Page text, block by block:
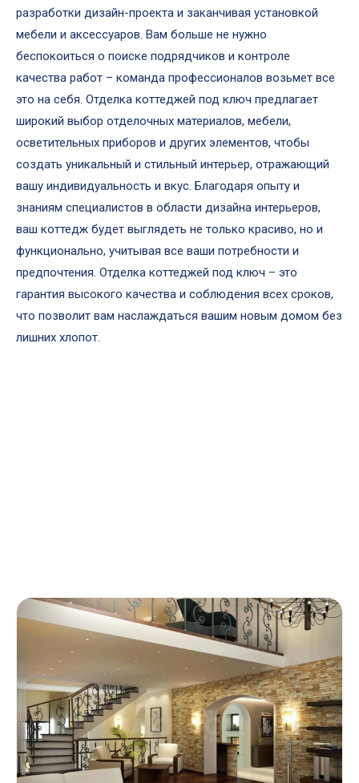
разработки дизайн-проекта и заканчивая установкой
мебели и аксессуаров. Вам больше не нужно
беспокоиться о поиске подрядчиков и контроле
качества работ – команда профессионалов возьмет все
это на себя. Отделка коттеджей под ключ предлагает
широкий выбор отделочных материалов, мебели,
осветительных приборов и других элементов, чтобы
создать уникальный и стильный интерьер, отражающий
вашу индивидуальность и вкус. Благодаря опыту и
знаниям специалистов в области дизайна интерьеров,
ваш коттедж будет выглядеть не только красиво, но и
функционально, учитывая все ваши потребности и
предпочтения. Отделка коттеджей под ключ – это
гарантия высокого качества и соблюдения всех сроков,
что позволит вам наслаждаться вашим новым домом без
лишних хлопот.